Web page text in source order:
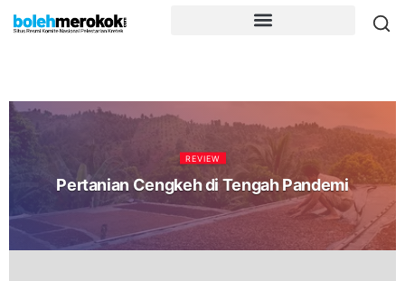
REVIEW
Pertanian Cengkeh di Tengah Pandemi